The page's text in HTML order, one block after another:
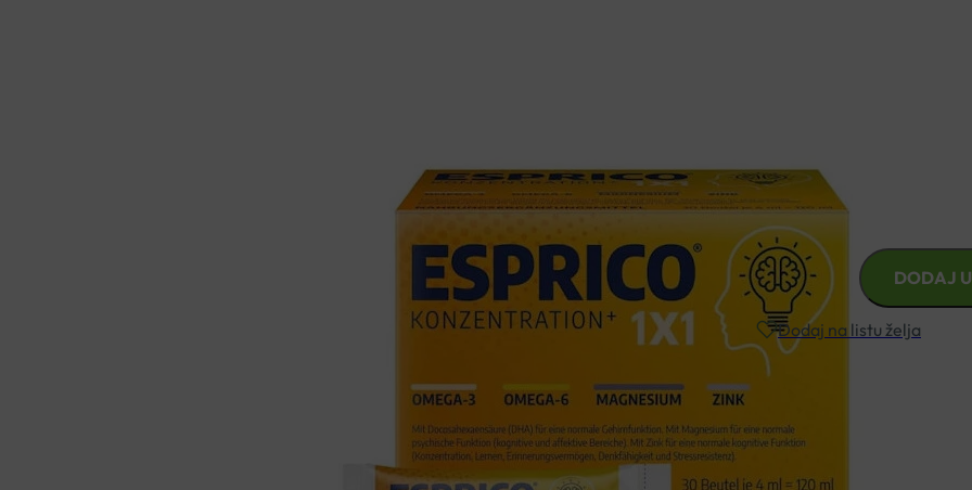
Poboljšava koncentraciju!
ESPRICO
1X1
SUSPENZIJA
30X4ML
količina
DODAJ
Dodaj na listu želja
Besplatna dostava za narudžbe